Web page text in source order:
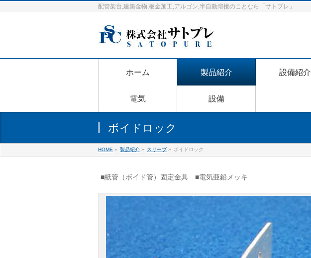
配管架台,建築金物,板金加工,アルゴン,半自動溶接のことなら「サトプレ」
ホーム 製品紹介 設備紹介
電気 設備
ボイドロック
HOME » 製品紹介 » スリーブ » ボイドロック
■紙管（ボイド管）固定金具 ■電気亜鉛メッキ